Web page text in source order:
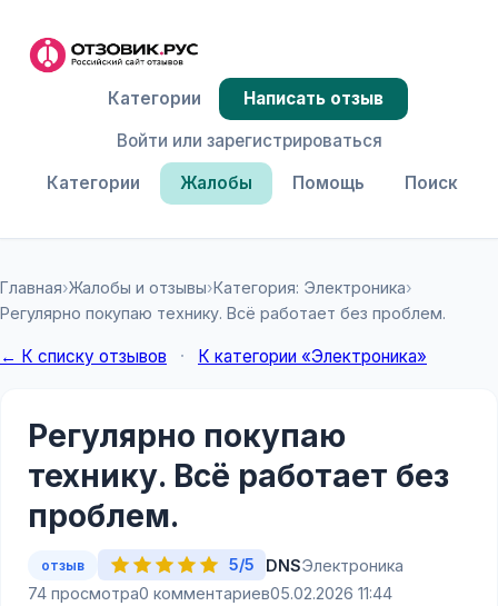
Категории Жалобы Помощь Поиск
Категории
Написать отзыв
Войти или зарегистрироваться
Главная›Жалобы и отзывы›Категория: Электроника›
Регулярно покупаю технику. Всё работает без проблем.
← К списку отзывов · К категории «Электроника»
Регулярно покупаю
технику. Всё работает без
проблем.
отзыв 5/5 DNSЭлектроника
74 просмотра0 комментариев05.02.2026 11:44